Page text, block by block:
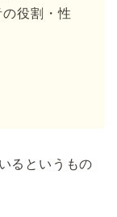
役割・性
るというもの